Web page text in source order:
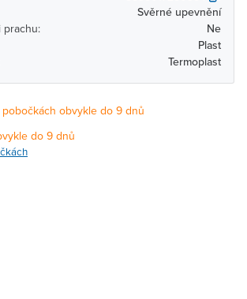
Svěrné upevnění
prachu:
Ne
Plast
Termoplast
obvykle do 9 dnů
do 9 dnů